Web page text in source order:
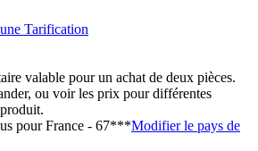
valable pour un achat de deux pièces.
ou voir les prix pour différentes
pourFrance - 67***Modifier le pays de